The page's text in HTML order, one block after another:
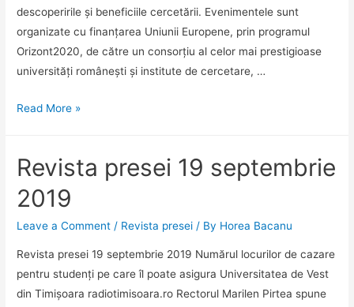
descoperirile și beneficiile cercetării. Evenimentele sunt
organizate cu finanțarea Uniunii Europene, prin programul
Orizont2020, de către un consorțiu al celor mai prestigioase
universități românești și institute de cercetare, …
PROGRAMUL
cercetătorilor”,
un
experiment
științific
Read More »
Revista presei 19 septembrie
2019
Leave a Comment / Revista presei / By Horea Bacanu
Revista presei 19 septembrie 2019 Numărul locurilor de cazare
pentru studenți pe care îl poate asigura Universitatea de Vest
din Timișoara radiotimisoara.ro Rectorul Marilen Pirtea spune